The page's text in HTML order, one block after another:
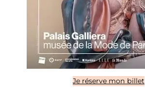
Je réserve mon billet